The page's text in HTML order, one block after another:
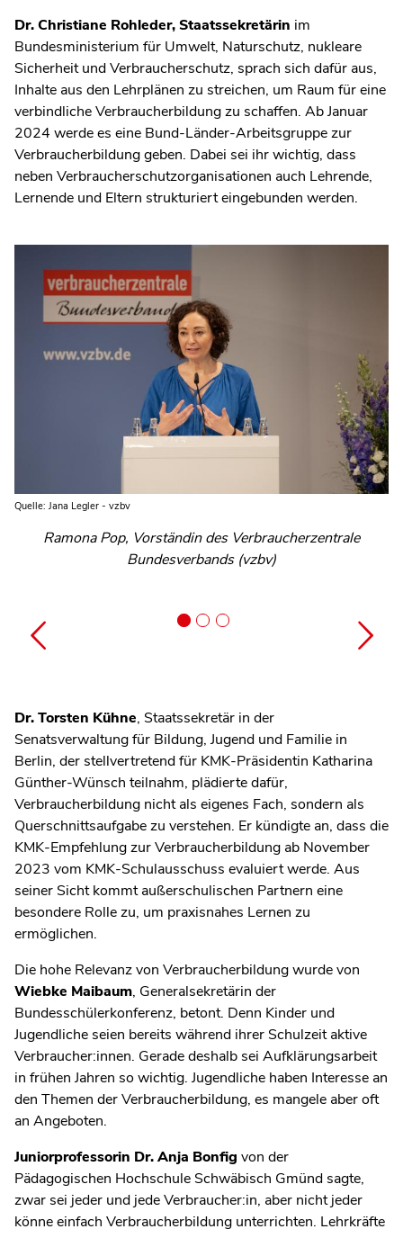
Dr. Christiane Rohleder,Staatssekretärin im
Bundesministerium für Umwelt, Naturschutz, nukleare
Sicherheit und Verbraucherschutz, sprach sich dafür aus,
Inhalte aus den Lehrplänen zu streichen, um Raum für eine
verbindliche Verbraucherbildung zu schaffen. Ab Januar
2024 werde es eine Bund-Länder-Arbeitsgruppe zur
Verbraucherbildung geben. Dabei sei ihr wichtig, dass
neben Verbraucherschutzorganisationen auch Lehrende,
Lernende und Eltern strukturiert eingebunden werden.
Quelle: Jana Legler - vzbv
Ramona Pop, Vorständin des Verbraucherzentrale
Bundesverbands (vzbv)
Dr. Christiane Rohleder, Staatssekretärin im
Bundesministerium für Umwelt, Naturschutz, nukleare
Sicherheit und Verbraucherschutz
Quelle: Jana Legler - vzbv
Wiebke Maibaum, Generalsekretärin der
Bundesschülerkonferenz
Dr. Torsten Kühne, Staatssekretär in der
Senatsverwaltung für Bildung, Jugend und Familie in
Berlin, der stellvertretend für KMK-Präsidentin Katharina
Günther-Wünsch teilnahm, plädierte dafür,
Verbraucherbildung nicht als eigenes Fach, sondern als
Querschnittsaufgabe zu verstehen. Er kündigte an, dass die
KMK-Empfehlung zur Verbraucherbildung ab November
2023 vom KMK-Schulausschuss evaluiert werde. Aus
seiner Sicht kommt außerschulischen Partnern eine
besondere Rolle zu, um praxisnahes Lernen zu
ermöglichen.
Die hohe Relevanz von Verbraucherbildung wurde von
Wiebke Maibaum, Generalsekretärin der
Bundesschülerkonferenz, betont. Denn Kinder und
Jugendliche seien bereits während ihrer Schulzeit aktive
Verbraucher:innen. Gerade deshalb sei Aufklärungsarbeit
in frühen Jahren so wichtig. Jugendliche haben Interesse an
den Themen der Verbraucherbildung, es mangele aber oft
an Angeboten.
Juniorprofessorin Dr. Anja Bonfig von der
Pädagogischen Hochschule Schwäbisch Gmünd sagte,
zwar sei jeder und jede Verbraucher:in, aber nicht jeder
könne einfach Verbraucherbildung unterrichten. Lehrkräfte